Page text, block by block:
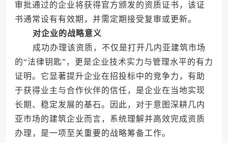
审批通过的企业将获得官方颁发的资质证书，该证
书通常设有有效期，并需定期接受复审或更新。
对企业的战略意义
成功办理该资质，不仅是打开几内亚建筑市场
的“法律钥匙”，更是企业技术实力与管理水平的有力
证明。它显著提升企业在招投标中的竞争力，有助
于获得业主与合作伙伴的信任，是企业在当地实现
长期、稳定发展的基石。因此，对于意图深耕几内
亚市场的建筑企业而言，系统理解并高效完成资质
办理，是一项至关重要的战略筹备工作。